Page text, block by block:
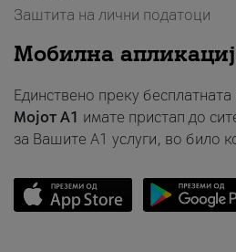
Заштита на лични податоци
Мобилна
Единствено преку
Мојот A1 имате пристап до
за Вашите A1 услуги, во било